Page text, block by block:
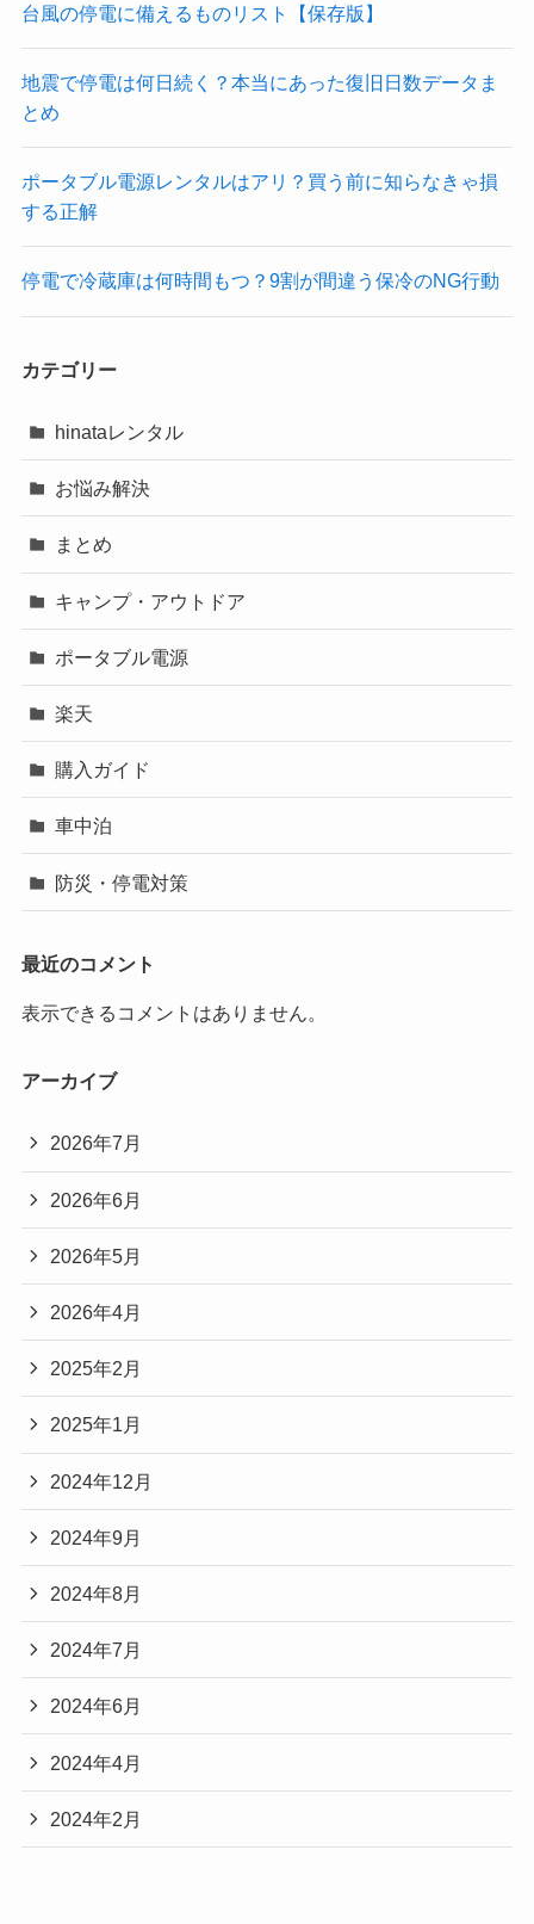
台風の停電に備えるものリスト【保存版】
地震で停電は何日続く？本当にあった復旧日数データま
とめ
ポータブル電源レンタルはアリ？買う前に知らなきゃ損
する正解
停電で冷蔵庫は何時間もつ？9割が間違う保冷のNG行動
カテゴリー
hinataレンタル
お悩み解決
まとめ
キャンプ・アウトドア
ポータブル電源
楽天
購入ガイド
車中泊
防災・停電対策
最近のコメント
表示できるコメントはありません。
アーカイブ
2026年7月
2026年6月
2026年5月
2026年4月
2025年2月
2025年1月
2024年12月
2024年9月
2024年8月
2024年7月
2024年6月
2024年4月
2024年2月